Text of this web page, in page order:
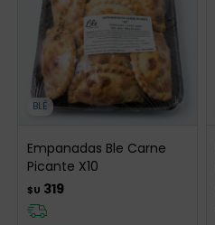
BLÉ
Empanadas Ble Carne
Picante X10
$U 319